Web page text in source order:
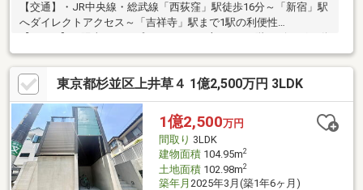
【交通】・JR中央線・総武線「西荻窪」駅徒歩16分～「新宿」駅
へダイレクトアクセス～「吉祥寺」駅まで1駅の利便性
線が良く、お部屋がすっきり見える壁付けキッチン・1階に水回り
を集約した「家事楽動線」【リフォーム内容】・外壁、バルコニ
ー塗装・間取り変更工事・キッチン、浴室、洗面化粧台、トイ
レ・モニター付きインターホン・クロス、フロアタイル、クッシ
ョンフロア張替え・ダウンライト・ハウスクリーニングほか♪【設
備】・食器洗浄乾燥機・浄水器・浴室暖房換気乾燥機・オートバ
ス・シャワートイレなど♪
東京都杉並区上井草４ 1億2,500万円 3LDK
1億2,500万円
間取り 3LDK
建物面積104.95m2
土地面積102.98m2
築年月 2025年3月(築1年6ヶ月)